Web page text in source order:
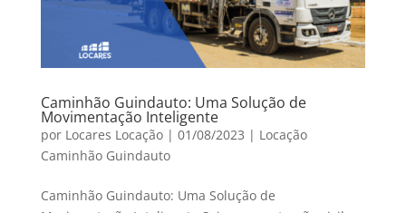
Caminhão Guindauto: Uma Solução de
Movimentação Inteligente
por Locares Locação| 01/08/2023 | Locação
Caminhão Guindauto
Caminhão Guindauto: Uma Solução de